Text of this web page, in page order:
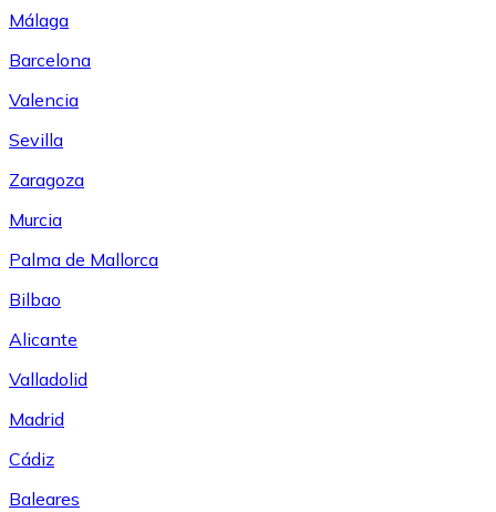
Málaga
Barcelona
Valencia
Sevilla
Zaragoza
Murcia
Palma de Mallorca
Bilbao
Alicante
Valladolid
Madrid
Cádiz
Baleares